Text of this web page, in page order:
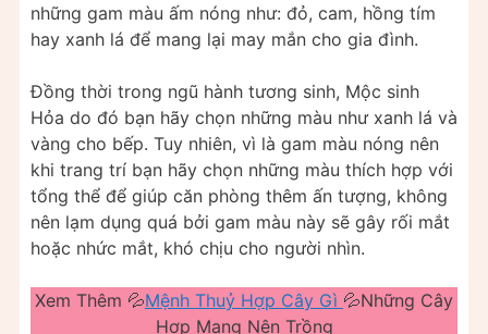
những gam màu ấm nóng như: đỏ, cam, hồng tím
hay xanh lá để mang lại may mắn cho gia đình.
Đồng thời trong ngũ hành tương sinh, Mộc sinh
Hỏa do đó bạn hãy chọn những màu như xanh lá và
vàng cho bếp. Tuy nhiên, vì là gam màu nóng nên
khi trang trí bạn hãy chọn những màu thích hợp với
tổng thể để giúp căn phòng thêm ấn tượng, không
nên lạm dụng quá bởi gam màu này sẽ gây rối mắt
hoặc nhức mắt, khó chịu cho người nhìn.
Xem Thêm 💦Mệnh Thuỷ Hợp Cây Gì 💦Những Cây
Hợp Mạng Nên Trồng